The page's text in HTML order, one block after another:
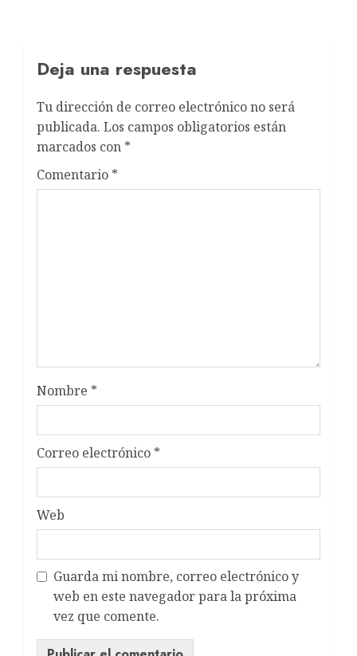
Deja una respuesta
Tu dirección de correo electrónico no será
publicada. Los campos obligatorios están
marcados con *
Comentario *
Nombre *
Correo electrónico *
Web
Guarda mi nombre, correo electrónico y
web en este navegador para la próxima
vez que comente.